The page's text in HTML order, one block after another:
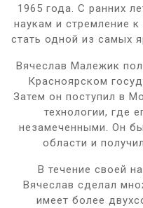
1965 года. С ранних
наукам и стремление
стать одной из самых
Вячеслав Малежик
Красноярском
Затем он поступил в
технологии, где
незамеченными. Он
области и
В течение своей
Вячеслав сделал
имеет более